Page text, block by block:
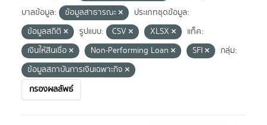
บาลข้อมูล:
ข้อมูลสาธารณะ
ประเภทชุดข้อมูล:
ข้อมูลสถิติ
รูปแบบ: CSV XLSX
แท็ค:
เงินให้สินเชื่อ
Non-Performing Loan SFI
กลุ่ม:
ข้อมูลสถาบันการเงินเฉพาะกิจ
กรองผลลัพธ์